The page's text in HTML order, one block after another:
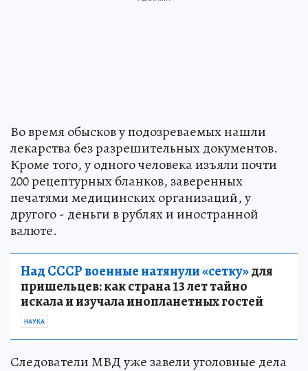
Во время обысков у подозреваемых нашли
лекарства без разрешительных документов.
Кроме того, у одного человека изъяли почти
200 рецептурных бланков, заверенных
печатями медицинских организаций, у
другого - деньги в рублях и иностранной
валюте.
Над СССР военные натянули «сетку»для
пришельцев: как страна 13 лет тайно
искала и изучала инопланетных гостей
НАУКА
Следователи МВД уже завели уголовные дела